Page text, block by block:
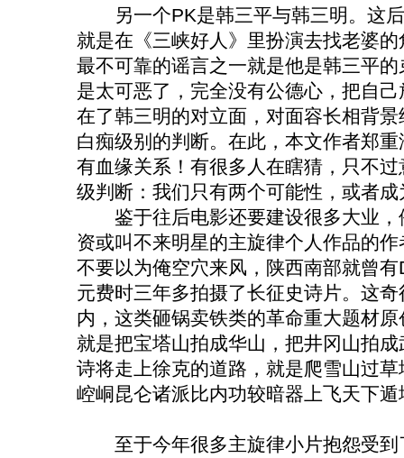
另一个PK是韩三平与韩三明。这后
就是在《三峡好人》里扮演去找老婆
最不可靠的谣言之一就是他是韩三平
是太可恶了，完全没有公德心，把自
在了韩三明的对立面，对面容长相背
白痴级别的判断。在此，本文作者郑
有血缘关系！有很多人在瞎猜，只不
级判断：我们只有两个可能性，或者
鉴于往后电影还要建设很多大业，
资或叫不来明星的主旋律个人作品的
不要以为俺空穴来风，陕西南部就曾
元费时三年多拍摄了长征史诗片。这
内，这类砸锅卖铁类的革命重大题材
就是把宝塔山拍成华山，把井冈山拍
诗将走上徐克的道路，就是爬雪山过
崆峒昆仑诸派比内功较暗器上飞天下
至于今年很多主旋律小片抱怨受到